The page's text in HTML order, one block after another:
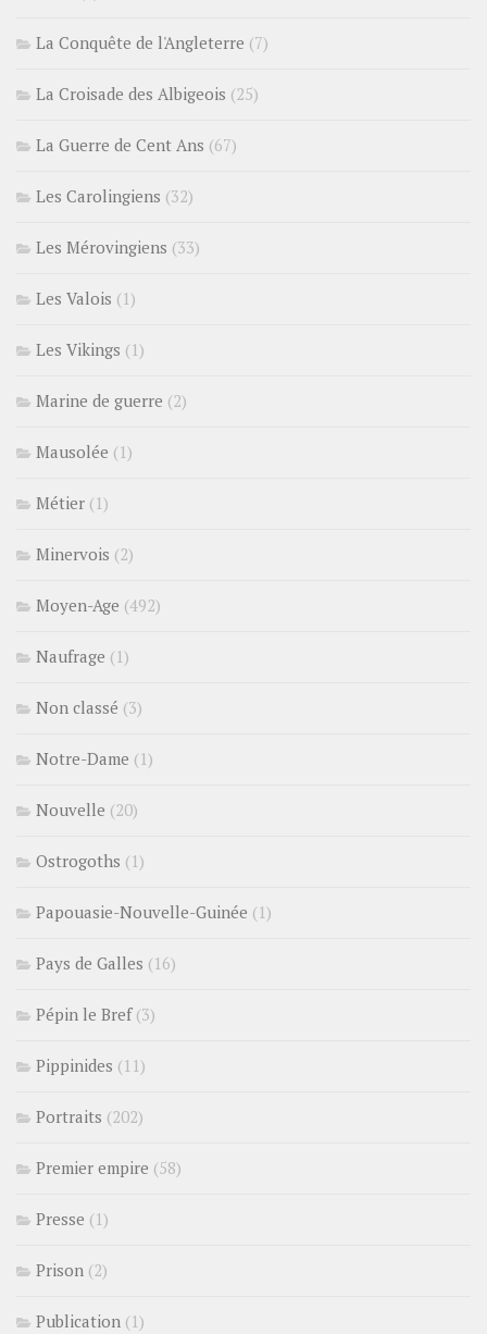
La Conquête de l'Angleterre (7)
La Croisade des Albigeois (25)
La Guerre de Cent Ans (67)
Les Carolingiens (32)
Les Mérovingiens (33)
Les Valois (1)
Les Vikings (1)
Marine de guerre (2)
Mausolée (1)
Métier (1)
Minervois (2)
Moyen-Age (492)
Naufrage (1)
Non classé (3)
Notre-Dame (1)
Nouvelle (20)
Ostrogoths (1)
Papouasie-Nouvelle-Guinée (1)
Pays de Galles (16)
Pépin le Bref(3)
Pippinides (11)
Portraits (202)
Premier empire (58)
Presse (1)
Prison (2)
Publication (1)